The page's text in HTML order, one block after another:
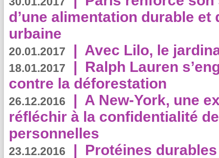
d’une alimentation durable et
urbaine
20.01.2017 | Avec Lilo, le
18.01.2017 | Ralph Lauren
contre la déforestation
26.12.2016 | A New-York, une
réfléchir à la confidentialité
personnelles
23.12.2016 | Protéines